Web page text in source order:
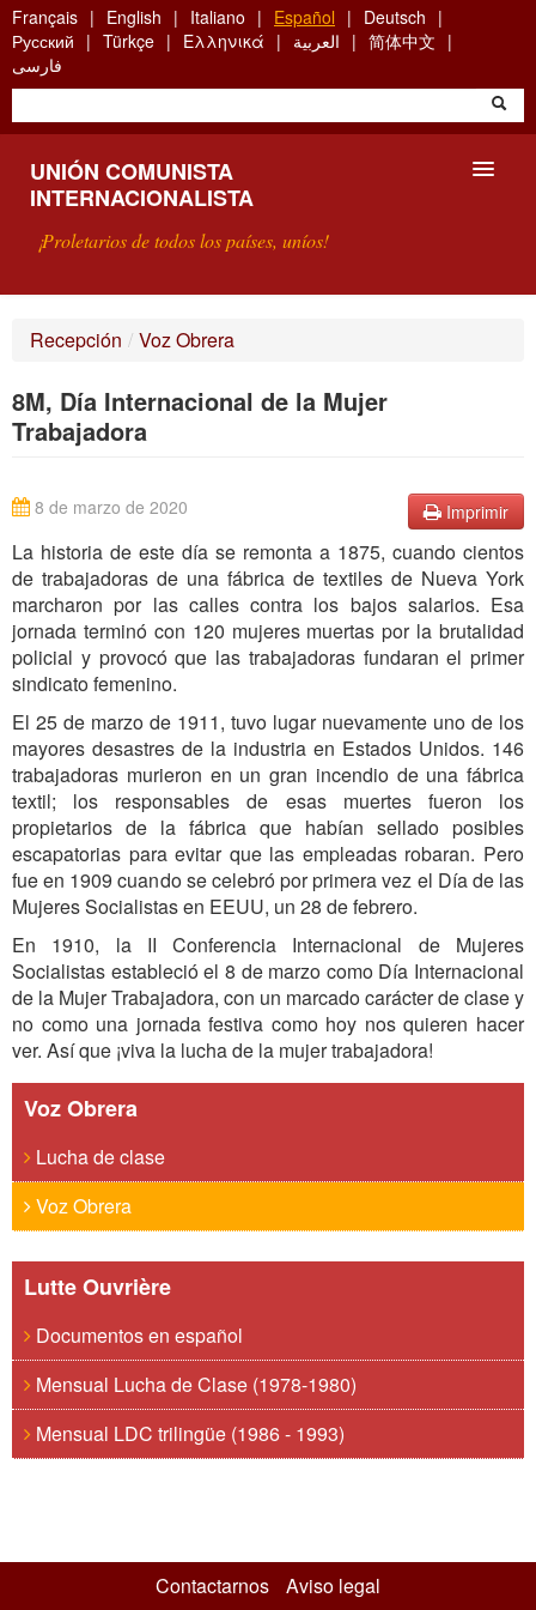
Skip
to
main
content
Français English Italiano Español
Deutsch
Русский
Türkçe Ελληνικά العربية
简体中文
فارسی
UNIÓN COMUNISTA
INTERNACIONALISTA
¡Proletarios de todos los países, uníos!
BÚSQUEDA
Recepción / Voz Obrera
8M, Día Internacional de la Mujer
Trabajadora
Imprimir
8 de marzo de 2020
La historia de este día se remonta a 1875, cuando cientos
de trabajadoras de una fábrica de textiles de Nueva York
marcharon por las calles contra los bajos salarios. Esa
jornada terminó con 120 mujeres muertas por la brutalidad
policial y provocó que las trabajadoras fundaran el primer
sindicato femenino.
El 25 de marzo de 1911, tuvo lugar nuevamente uno de los
mayores desastres de la industria en Estados Unidos. 146
trabajadoras murieron en un gran incendio de una fábrica
textil; los responsables de esas muertes fueron los
propietarios de la fábrica que habían sellado posibles
escapatorias para evitar que las empleadas robaran. Pero
fue en 1909 cuando se celebró por primera vez el Día de las
Mujeres Socialistas en EEUU, un 28 de febrero.
En 1910, la II Conferencia Internacional de Mujeres
Socialistas estableció el 8 de marzo como Día Internacional
de la Mujer Trabajadora, con un marcado carácter de clase y
no como una jornada festiva como hoy nos quieren hacer
ver. Así que ¡viva la lucha de la mujer trabajadora!
Voz Obrera
Lucha de clase
Voz Obrera
Lutte Ouvrière
Documentos en español
Mensual Lucha de Clase (1978-1980)
Mensual LDC trilingüe (1986 - 1993)
Contactarnos Aviso legal